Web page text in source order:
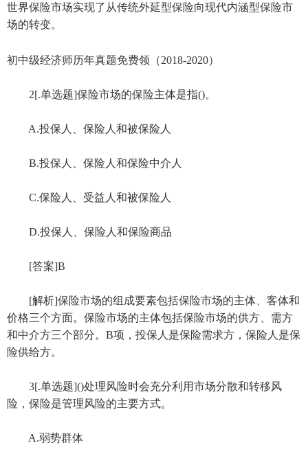
世界保险市场实现了从传统外延型保险向现代内涵型保险市
场的转变。
初中级经济师历年真题免费领（2018-2020）
2[.单选题]保险市场的保险主体是指()。
A.投保人、保险人和被保险人
B.投保人、保险人和保险中介人
C.保险人、受益人和被保险人
D.投保人、保险人和保险商品
[答案]B
[解析]保险市场的组成要素包括保险市场的主体、客体和
价格三个方面。保险市场的主体包括保险市场的供方、需方
和中介方三个部分。B项，投保人是保险需求方，保险人是保
险供给方。
3[.单选题]()处理风险时会充分利用市场分散和转移风
险，保险是管理风险的主要方式。
A.弱势群体